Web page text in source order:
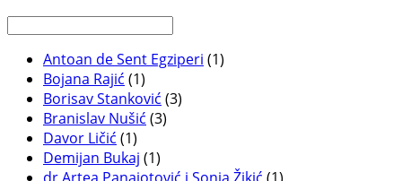
Antoan de Sent Egziperi (1)
Bojana Rajić (1)
Borisav Stanković (3)
Branislav Nušić (3)
Davor Ličić (1)
Demijan Bukaj (1)